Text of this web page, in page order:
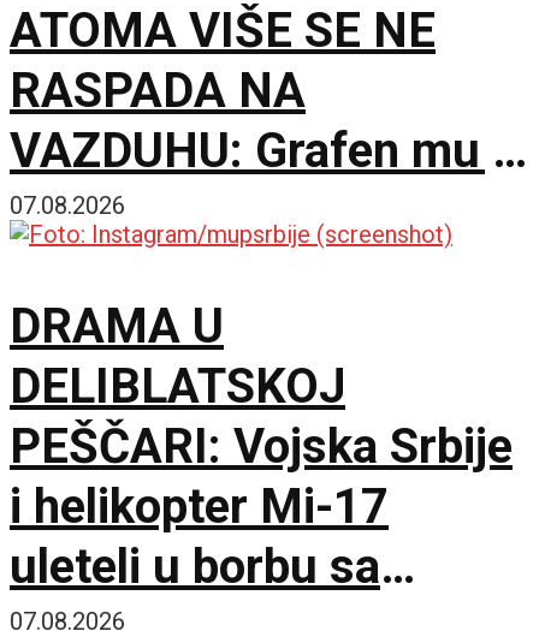
ATOMA VIŠE SE NE
RASPADA NA
VAZDUHU: Grafen mu je
postao zaštitni krov
07.08.2026
DRAMA U
DELIBLATSKOJ
PEŠČARI: Vojska Srbije
i helikopter Mi-17
uleteli u borbu sa
07.08.2026